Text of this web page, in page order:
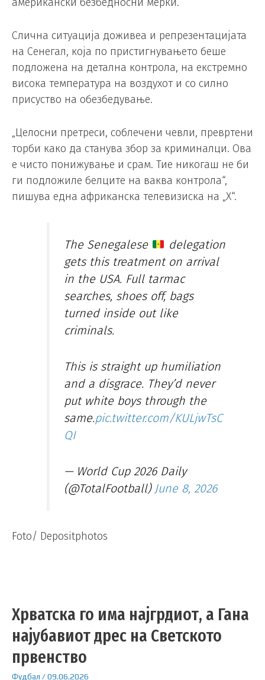
Слична ситуација доживеа и репрезентацијата
на Сенегал, која по пристигнувањето беше
подложена на детална контрола, на екстремно
висока температура на воздухот и со силно
присуство на обезбедување.
„Целосни претреси, соблечени чевли, превртени
торби како да станува збор за криминалци. Ова
е чисто понижување и срам. Тие никогаш не би
ги подложиле белците на ваква контрола“,
пишува една африканска телевизиска на „X“.
The Senegalese
delegation
gets this treatment on arrival
in the USA. Full tarmac
searches, shoes off, bags
turned inside out like
criminals.
This is straight up humiliation
and a disgrace. They’d never
put white boys through the
same.pic.twitter.com/KULjwTsC
QI
— World Cup 2026 Daily
(@TotalFootball) June 8, 2026
Foto/ Depositphotos
Хрватска го има најгрдиот, a Гана
најубавиот дрес на Светското
првенство
Фудбал /09.06.2026